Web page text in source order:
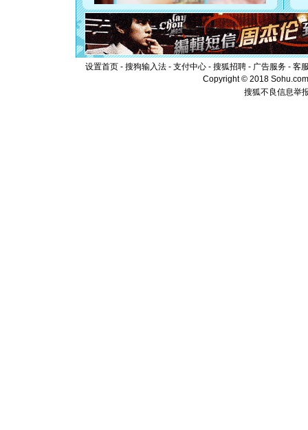
[元旦]
起；二是
离。水晶
[元旦]当
泣，这痛
卖了。水
[春节] 风
颜！冬去
设置首页 - 搜狗输入法 - 支付中心 - 搜狐招聘 - 广告服务 - 客
Copyright © 2018
搜狐不良信息举